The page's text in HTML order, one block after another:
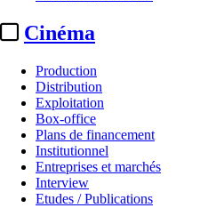
Cinéma
Production
Distribution
Exploitation
Box-office
Plans de financement
Institutionnel
Entreprises et marchés
Interview
Etudes / Publications